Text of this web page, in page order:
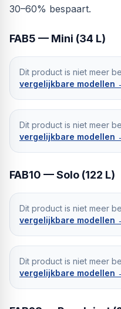
30–60% bespaart.
FAB5 — Mini (34 L)
Dit product is niet meer
vergelijkbare modellen
Dit product is niet meer
vergelijkbare modellen
FAB10 — Solo (122 L)
Dit product is niet meer
vergelijkbare modellen
Dit product is niet meer
vergelijkbare modellen